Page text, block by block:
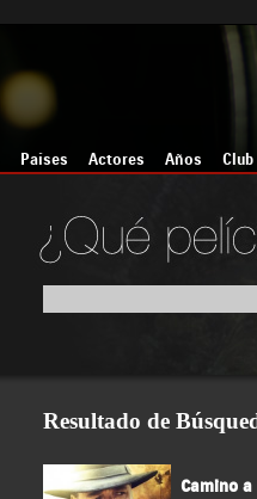
Países Actores Años Club
Resultado de
Camino a